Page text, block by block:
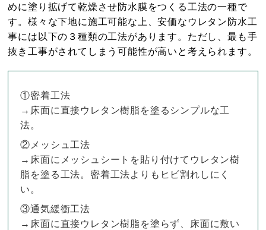
めに塗り拡げて乾燥させ防水膜をつくる工法の一種で
す。様々な下地に施工可能な上、安価なウレタン防水工
事には以下の３種類の工法があります。ただし、最も手
抜き工事がされてしまう可能性が高いと考えられます。
①密着工法
→床面に直接ウレタン樹脂を塗るシンプルな工
法。
②メッシュ工法
→床面にメッシュシートを貼り付けてウレタン樹
脂を塗る工法。密着工法よりもヒビ割れしにく
い。
③通気緩衝工法
→床面に直接ウレタン樹脂を塗らず、床面に敷い